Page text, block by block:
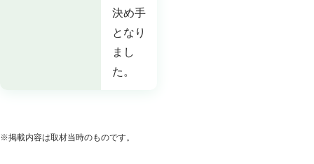
決め手
となり
まし
た。
※掲載内容は取材当時のものです。